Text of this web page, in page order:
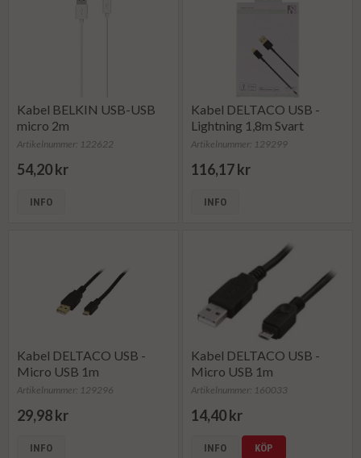
Kabel BELKIN USB-USB
micro 2m
Artikelnummer: 122622
54,20 kr
INFO
Kabel DELTACO USB -
Lightning 1,8m Svart
Artikelnummer: 129299
116,17 kr
INFO
Kabel DELTACO USB -
Micro USB 1m
Artikelnummer: 129296
29,98 kr
INFO
Kabel DELTACO USB -
Micro USB 1m
Artikelnummer: 160033
14,40 kr
INFO KÖP